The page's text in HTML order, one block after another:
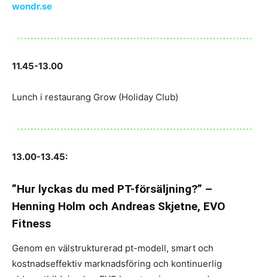
wondr.se
11.45-13.00
Lunch i restaurang Grow (Holiday Club)
13.00-13.45:
”Hur lyckas du med PT-försäljning?” –
Henning Holm och Andreas Skjetne, EVO
Fitness
Genom en välstrukturerad pt-modell, smart och
kostnadseffektiv marknadsföring och kontinuerlig